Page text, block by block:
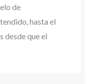
de
hasta el
desde que el